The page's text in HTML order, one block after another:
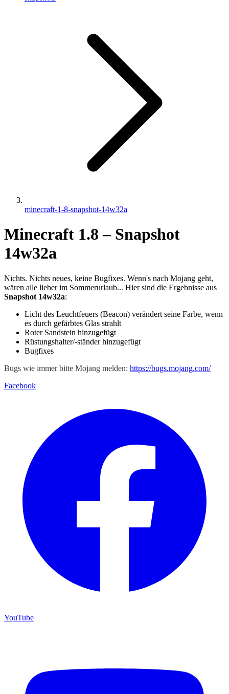
minecraft-1-8-snapshot-14w32a
Minecraft 1.8 – Snapshot
14w32a
Nichts. Nichts neues, keine Bugfixes. Wenn's nach Mojang geht,
wären alle lieber im Sommerurlaub... Hier sind die Ergebnisse aus
Snapshot 14w32a:
Licht des Leuchtfeuers (Beacon) verändert seine Farbe, wenn
es durch gefärbtes Glas strahlt
Roter Sandstein hinzugefügt
Rüstungshalter/-ständer hinzugefügt
Bugfixes
Bugs wie immer bitte Mojang melden: https://bugs.mojang.com/
Facebook
YouTube